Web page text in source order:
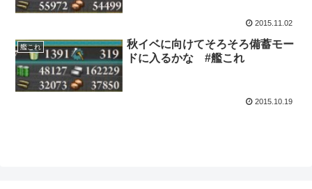
2015.11.02
艦これ
秋イベに向けてそろそろ備蓄モー
ドに入るかな #艦これ
2015.10.19